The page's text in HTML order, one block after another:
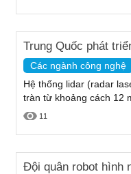
Trung Quốc phát
Các ngành công nghệ
Hệ thống lidar (radar
tràn từ khoảng cách 12
11
Đội quân robot hình